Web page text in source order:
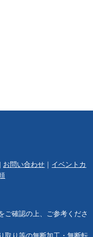
| お問い合わせ ｜ イベントカ
ご確認の上、ご参考くださ